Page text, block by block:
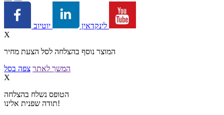
לינקדאין
X
המוצר נוסף בהצלחה לסל הצעת מחיר
המשך לאתר צפה בסל
X
הטופס נשלח בהצלחה
תודה שפנית אלינו!